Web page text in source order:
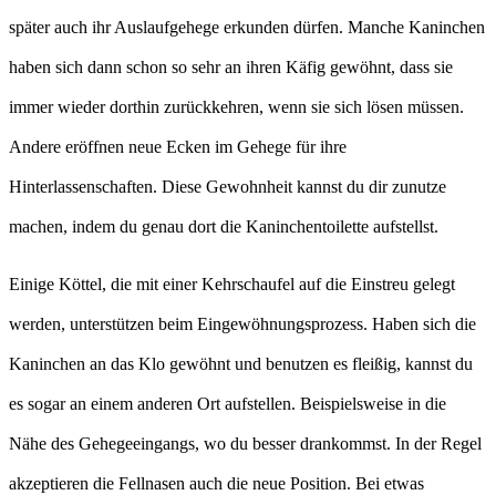
später auch ihr Auslaufgehege erkunden dürfen. Manche Kaninchen
haben sich dann schon so sehr an ihren Käfig gewöhnt, dass sie
immer wieder dorthin zurückkehren, wenn sie sich lösen müssen.
Andere eröffnen neue Ecken im Gehege für ihre
Hinterlassenschaften. Diese Gewohnheit kannst du dir zunutze
machen, indem du genau dort die Kaninchentoilette aufstellst.
Einige Köttel, die mit einer Kehrschaufel auf die Einstreu gelegt
werden, unterstützen beim Eingewöhnungsprozess. Haben sich die
Kaninchen an das Klo gewöhnt und benutzen es fleißig, kannst du
es sogar an einem anderen Ort aufstellen. Beispielsweise in die
Nähe des Gehegeeingangs, wo du besser drankommst. In der Regel
akzeptieren die Fellnasen auch die neue Position. Bei etwas